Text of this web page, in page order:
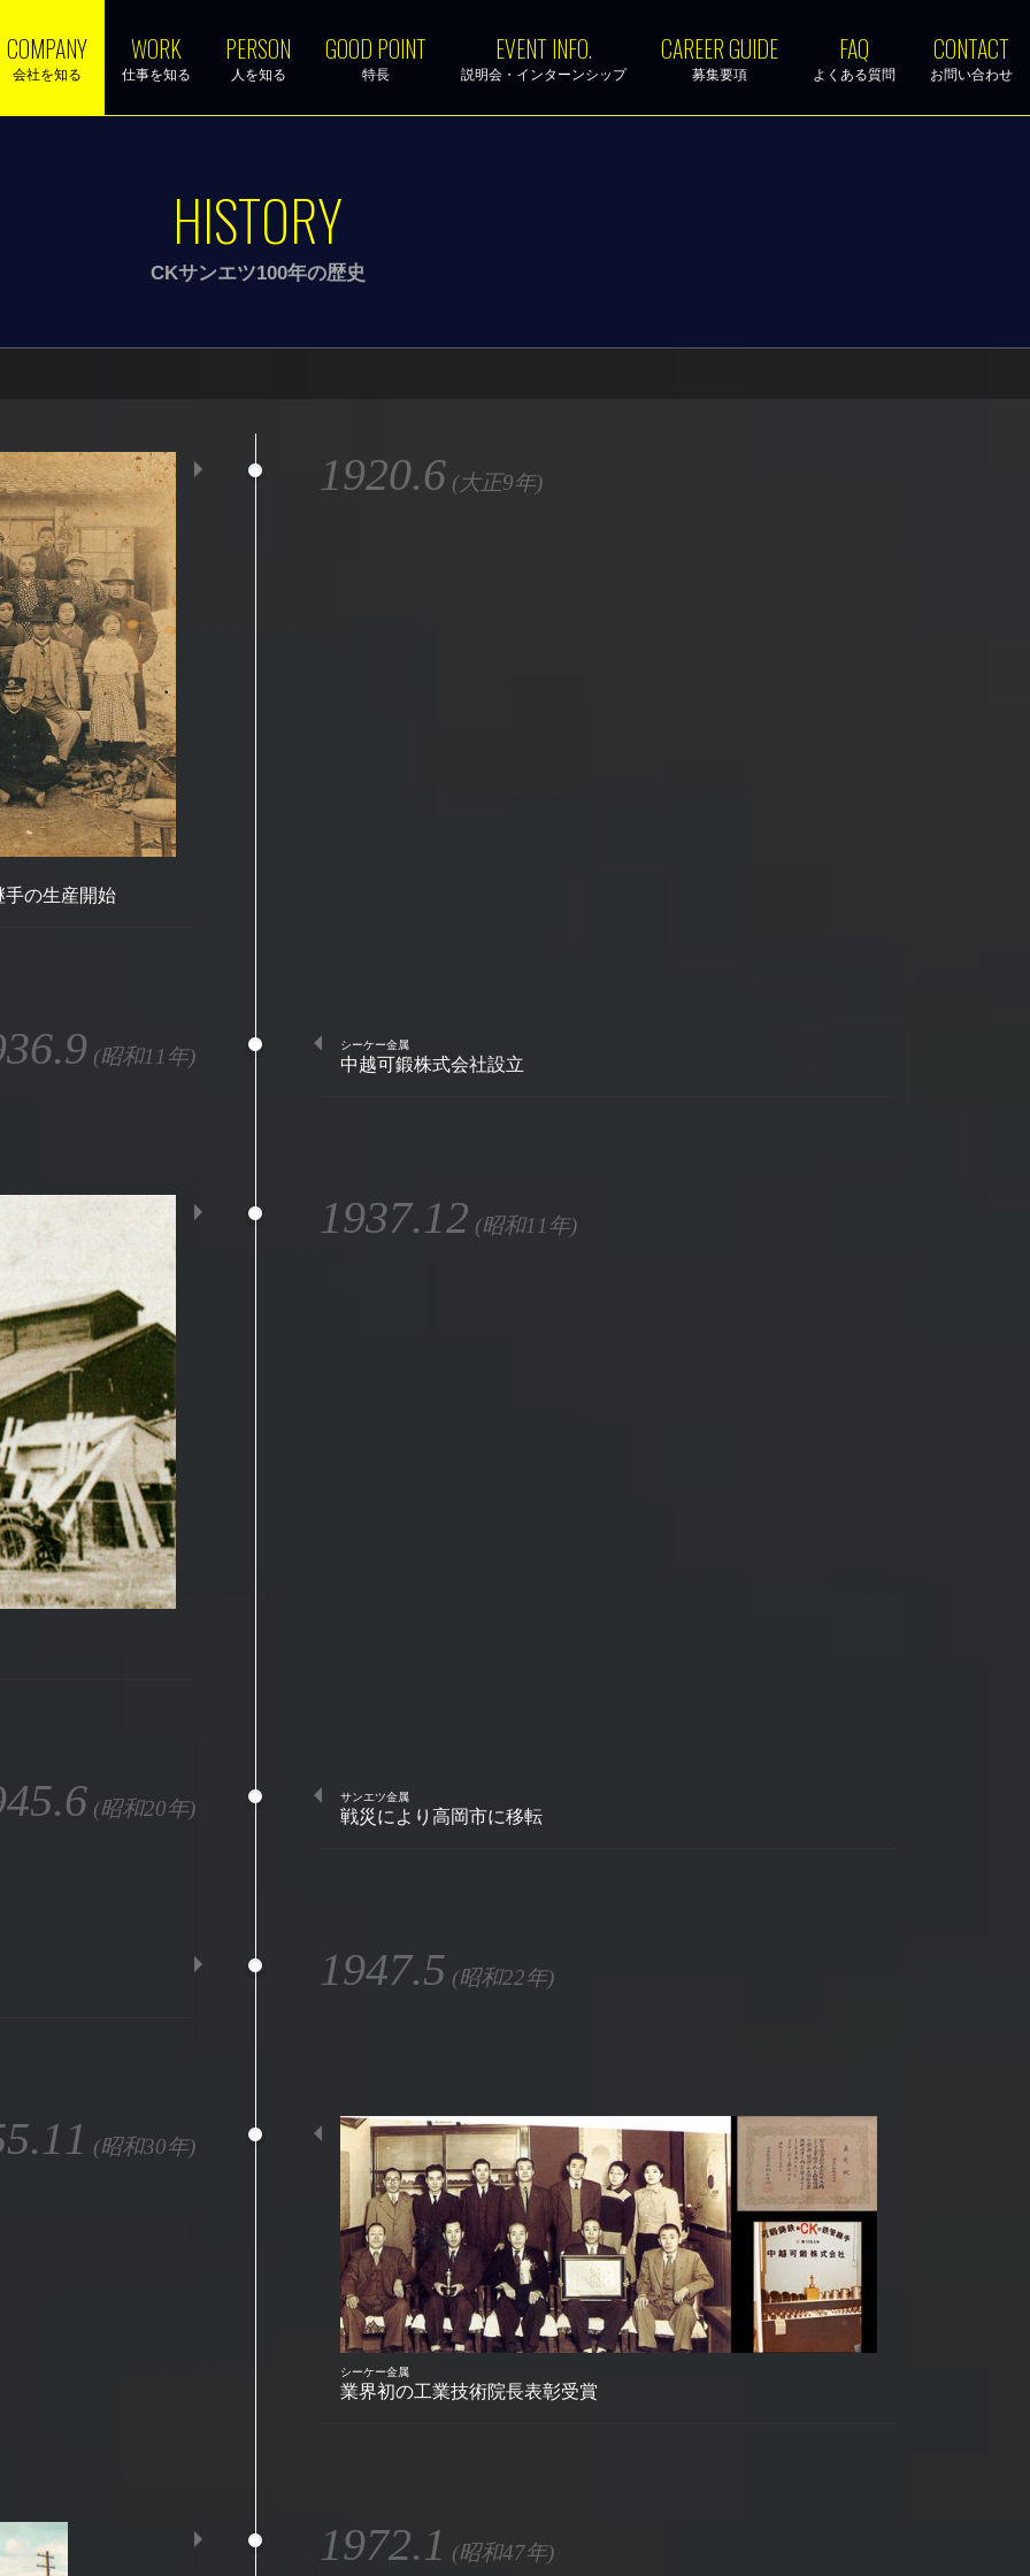
COMPANY
会社を知る
WORK
仕事を知る
PERSON
人を知る
GOOD POINT
特長
EVENT INFO.
説明会・インターンシップ
CAREER GUIDE
募集要項
FAQ
よくある質問
CONTACT
お問い合わせ
HISTORY
CKサンエツ100年の歴史
1920.6 (大正9年)
手の生産開始
シーケー金属
(昭和11年) 中越可鍛株式会社設立
1937.12 (昭和11年)
サンエツ金属
(昭和20年) 戦災により高岡市に移転
1947.5 (昭和22年)
シーケー金属
(昭和30年)
業界初の工業技術院長表彰受賞
1972.1 (昭和47年)